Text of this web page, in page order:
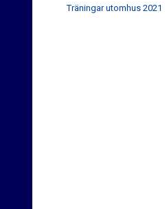
Träningar utomhus 2021